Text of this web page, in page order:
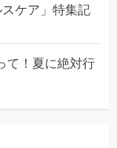
ケア」特集記
て！夏に絶対行